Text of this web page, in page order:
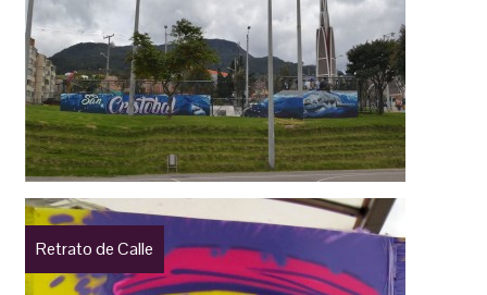
Retrato de Calle